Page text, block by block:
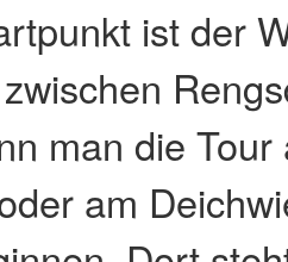
ist der
man die
am